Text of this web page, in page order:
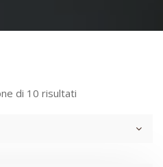
di 10 risultati